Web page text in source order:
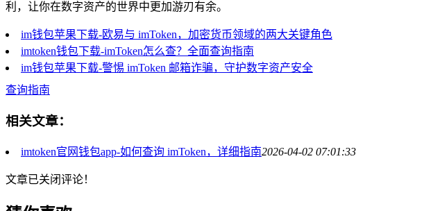
利，让你在数字资产的世界中更加游刃有余。
im钱包苹果下载-欧易与 imToken，加密货币领域的两大关键角色
imtoken钱包下载-imToken怎么查？全面查询指南
im钱包苹果下载-警惕 imToken 邮箱诈骗，守护数字资产安全
查询指南
相关文章：
imtoken官网钱包app-如何查询 imToken，详细指南2026-04-02 07:01:33
文章已关闭评论！